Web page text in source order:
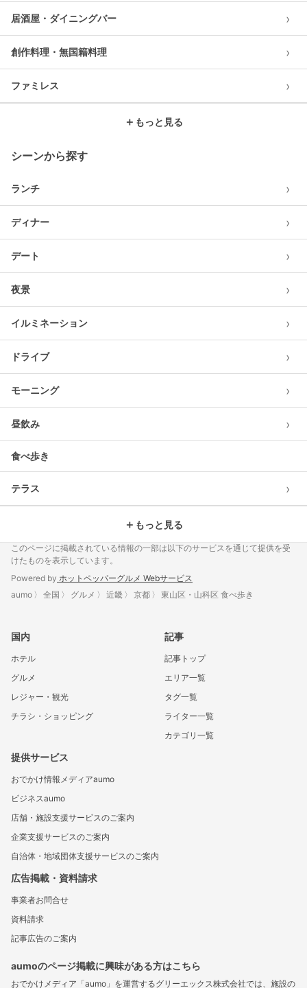
居酒屋・ダイニングバー ›
創作料理・無国籍料理 ›
ファミレス ›
＋ もっと見る
シーンから探す
ランチ ›
ディナー ›
デート ›
夜景 ›
イルミネーション ›
ドライブ ›
モーニング ›
昼飲み ›
食べ歩き
テラス ›
＋ もっと見る
このページに掲載されている情報の一部は以下のサービスを通じて提供を受
けたものを表示しています。
Powered by ホットペッパーグルメ Webサービス
aumo
全国 グルメ 近畿 京都 東山区・山科区 食べ歩き
国内
ホテル
グルメ
レジャー・観光
チラシ・ショッピング
記事
記事トップ
エリア一覧
タグ一覧
ライター一覧
カテゴリ一覧
提供サービス
おでかけ情報メディアaumo
ビジネスaumo
店舗・施設支援サービスのご案内
企業支援サービスのご案内
自治体・地域団体支援サービスのご案内
広告掲載・資料請求
事業者お問合せ
資料請求
記事広告のご案内
aumoのページ掲載に興味がある方はこちら
おでかけメディア「aumo」を運営するグリーエックス株式会社では、施設の